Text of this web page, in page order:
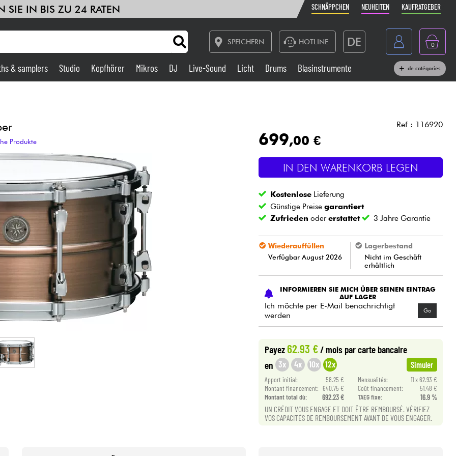
SIE IN BIS ZU 24 RATEN SCHNÄPPCHEN NEUHEITEN KAUFRATGEBER
SPEICHERN HOTLINE DE
Belgique
Nederland
0
Live-Sound
Drums Blasinstrumente
Kinder Kabel & Zubehöre
Bundle
Sehen Sie sich unsere Marken an
& samplers Studio Kopfhörer Mikros DJ Live-Sound Licht Drums Blasinstrumente de catégories
Produkte
Ref : 116920
699,00 €
IN DEN WARENKORB LEGEN
Kostenlose Lieferung
Günstige Preisegarantiert
Zufrieden odererstattet 3 Jahre Garantie
Wiederauffüllen
Verfügbar August 2026
Lagerbestand
Nicht im Geschäft
erhältlich
INFORMIEREN SIE MICH ÜBER SEINEN EINTRAG
AUF LAGER
Ich möchte per E-Mail benachrichtigt
werden
Go
Payez62.93 €/ mois par carte bancaire
en 3x 4x 10x 12x Simuler
Apport initial: 58.25 € Mensualités:
11 x 62.93 €
Montant financement: 640.75 € Coût financement:
51.48 €
Montant total dù:
692.23 € TAEG fixe: 16.9 %
UN CRÉDIT VOUS ENGAGE ET DOIT ÊTRE REMBOURSÉ. VÉRIFIEZ
VOS CAPACITÉS DE REMBOURSEMENT AVANT DE VOUS ENGAGER.